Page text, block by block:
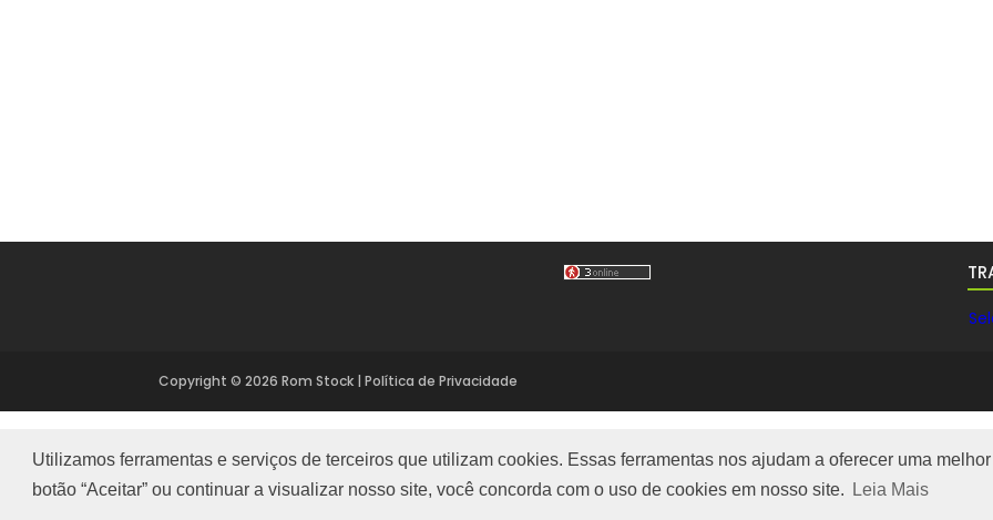
Utilizamos ferramentas e serviços de terceiros que utilizam cookies. Essas ferramentas nos ajudam a oferecer uma
botão “Aceitar” ou continuar a visualizar nosso site, você concorda com o uso de cookies em nosso site.
Leia Mais
Copyright © 2026 Rom Stock | Política de Privacidade